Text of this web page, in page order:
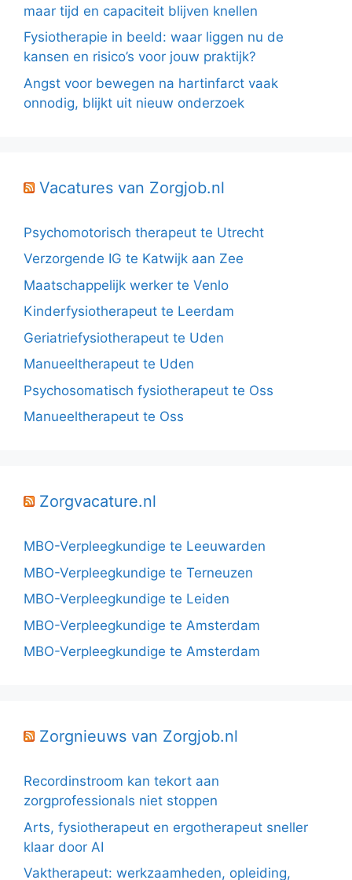
maar tijd en capaciteit blijven knellen
Fysiotherapie in beeld: waar liggen nu de
kansen en risico’s voor jouw praktijk?
Angst voor bewegen na hartinfarct vaak
onnodig, blijkt uit nieuw onderzoek
Vacatures van Zorgjob.nl
Psychomotorisch therapeut te Utrecht
Verzorgende IG te Katwijk aan Zee
Maatschappelijk werker te Venlo
Kinderfysiotherapeut te Leerdam
Geriatriefysiotherapeut te Uden
Manueeltherapeut te Uden
Psychosomatisch fysiotherapeut te Oss
Manueeltherapeut te Oss
Zorgvacature.nl
MBO-Verpleegkundige te Leeuwarden
MBO-Verpleegkundige te Terneuzen
MBO-Verpleegkundige te Leiden
MBO-Verpleegkundige te Amsterdam
MBO-Verpleegkundige te Amsterdam
Zorgnieuws van Zorgjob.nl
Recordinstroom kan tekort aan
zorgprofessionals niet stoppen
Arts, fysiotherapeut en ergotherapeut sneller
klaar door AI
Vaktherapeut: werkzaamheden, opleiding,